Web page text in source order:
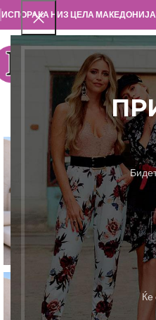
Ќе
ИСПОРАКА НИЗ ЦЕЛА МАКЕДОНИЈА